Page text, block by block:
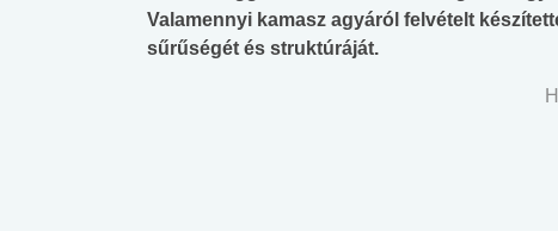
Valamennyi kamasz agyáról felvételt
sűrűségét és struktúráját.